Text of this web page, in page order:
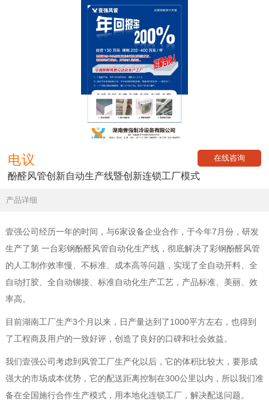
电议 在线咨询
酚醛风管创新自动生产线暨创新连锁工厂模式
产品详细
壹强公司经历一年的时间，与6家设备企业合作，于今年7月份，研发
生产了第 一台彩钢酚醛风管自动化生产线，彻底解决了彩钢酚醛风管
的人工制作效率慢、不标准、成本高等问题，实现了全自动开料、全
自动打胶、全自动铆接、标准自动化生产工艺，产品标准、美丽、效
率高。
目前湖南工厂生产3个月以来，日产量达到了1000平方左右，也得到
了工程商及用户的一致好评，创造了良好的口碑和社会效益。
我们壹强公司考虑到风管工厂生产化以后，它的体积比较大，要形成
强大的市场成本优势，它的配送距离控制在300公里以内，所以我们准
备在全国施行合作生产模式，用本地化连锁工厂，解决配送问题。